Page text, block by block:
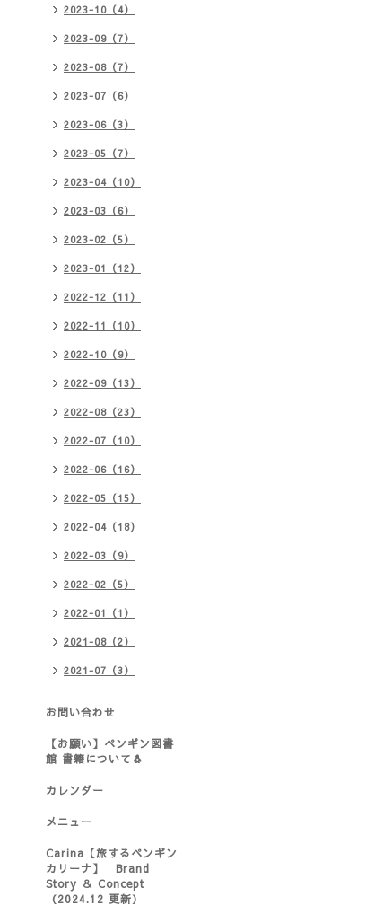
2023-10（4）
2023-09（7）
2023-08（7）
2023-07（6）
2023-06（3）
2023-05（7）
2023-04（10）
2023-03（6）
2023-02（5）
2023-01（12）
2022-12（11）
2022-11（10）
2022-10（9）
2022-09（13）
2022-08（23）
2022-07（10）
2022-06（16）
2022-05（15）
2022-04（18）
2022-03（9）
2022-02（5）
2022-01（1）
2021-08（2）
2021-07（3）
お問い合わせ
【お願い】ペンギン図書
館 書籍について🐧
カレンダー
メニュー
Carina【旅するペンギン
カリーナ】 Brand
Story ＆ Concept
（2024.12 更新）